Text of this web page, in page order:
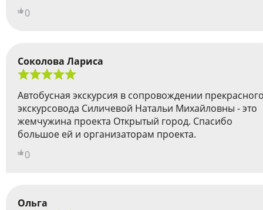
0
Соколова Лариса
Автобусная экскурсия в сопровождении
экскурсовода Силичевой Натальи Михайловны - это
жемчужина проекта Открытый город. Спасибо
большое ей и организаторам проекта.
0
Ольга